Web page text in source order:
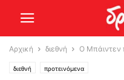
Αρχική διεθνή Ο Μπάιντεν
διεθνή προτεινόμενα